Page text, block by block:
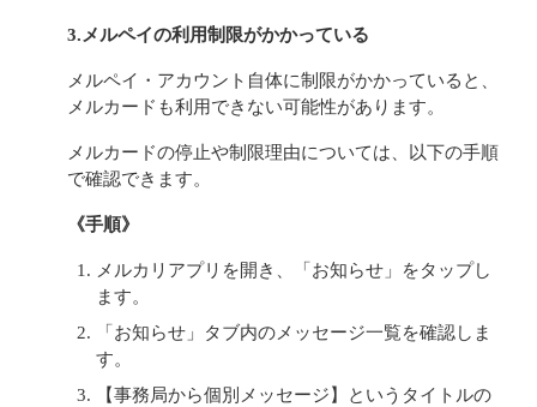
3.メルペイの利用制限がかかっている
メルペイ・アカウント自体に制限がかかっていると、
メルカードも利用できない可能性があります。
メルカードの停止や制限理由については、以下の手順
で確認できます。
《手順》
メルカリアプリを開き、「お知らせ」をタップし
ます。
「お知らせ」タブ内のメッセージ一覧を確認しま
す。
【事務局から個別メッセージ】というタイトルの